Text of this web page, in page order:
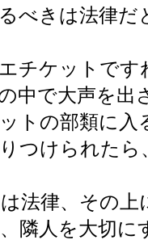
べきは法律だ
チケットです
中で大声を出
トの部類に入
つけられたら
法律、その上
隣人を大切に